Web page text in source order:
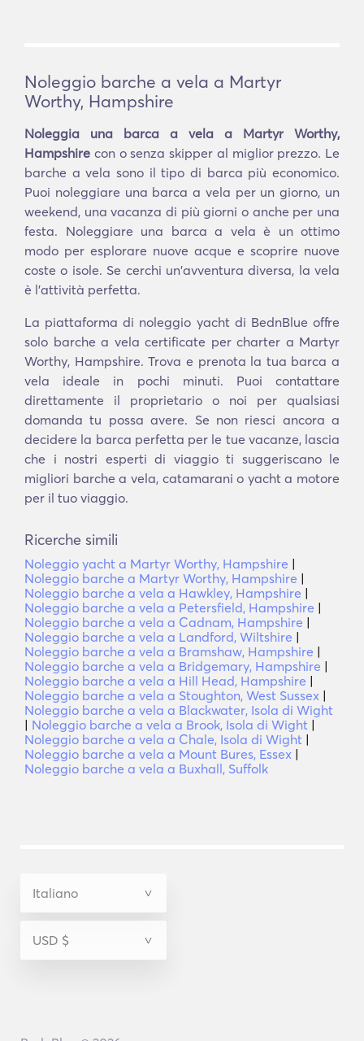
Noleggio barche a vela a Martyr
Worthy, Hampshire
Noleggia una barca a vela a Martyr Worthy,
Hampshire con o senza skipper al miglior prezzo. Le
barche a vela sono il tipo di barca più economico.
Puoi noleggiare una barca a vela per un giorno, un
weekend, una vacanza di più giorni o anche per una
festa. Noleggiare una barca a vela è un ottimo
modo per esplorare nuove acque e scoprire nuove
coste o isole. Se cerchi un'avventura diversa, la vela
è l'attività perfetta.
La piattaforma di noleggio yacht di BednBlue offre
solo barche a vela certificate per charter a Martyr
Worthy, Hampshire. Trova e prenota la tua barca a
vela ideale in pochi minuti. Puoi contattare
direttamente il proprietario o noi per qualsiasi
domanda tu possa avere. Se non riesci ancora a
decidere la barca perfetta per le tue vacanze, lascia
che i nostri esperti di viaggio ti suggeriscano le
migliori barche a vela, catamarani o yacht a motore
per il tuo viaggio.
Ricerche simili
Noleggio yacht a Martyr Worthy, Hampshire |
Noleggio barche a Martyr Worthy, Hampshire |
Noleggio barche a vela a Hawkley, Hampshire |
Noleggio barche a vela a Petersfield, Hampshire |
Noleggio barche a vela a Cadnam, Hampshire |
Noleggio barche a vela a Landford, Wiltshire |
Noleggio barche a vela a Bramshaw, Hampshire |
Noleggio barche a vela a Bridgemary, Hampshire |
Noleggio barche a vela a Hill Head, Hampshire |
Noleggio barche a vela a Stoughton, West Sussex |
Noleggio barche a vela a Blackwater, Isola di Wight
| Noleggio barche a vela a Brook, Isola di Wight |
Noleggio barche a vela a Chale, Isola di Wight |
Noleggio barche a vela a Mount Bures, Essex |
Noleggio barche a vela a Buxhall, Suffolk